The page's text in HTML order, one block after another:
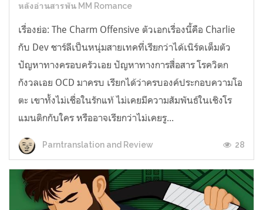
หลังอ่านสารพัน MM Romance
เรื่องย่อ: The Charm Offensive ตัวเอกเรื่องนี้คือ Charlie
กับ Dev ชาร์ลีเป็นหนุ่มสายเทคที่เรียกว่าได้เนิร์ดเต็มตัว
ปัญหาทางครอบครัวเอย ปัญหาทางการสื่อสาร โรควิตก
กังวลเอย OCD มาครบ เรียกได้ว่าครบองค์ประกอบความโอ
ตะ เขาทั้งไม่เชื่อในรักแท้ ไม่เคยมีความสัมพันธ์ในเชิงโร
แมนติกกับใคร หรืออาจเรียกว่าไม่เคยรู...
Parntranslation and Review 28